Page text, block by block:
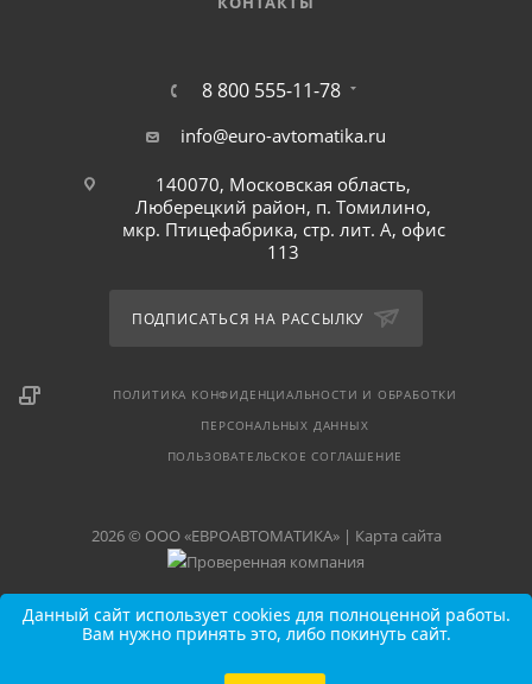
8 800 555-11-78
info@euro-avtomatika.ru
140070, Московская область,
Люберецкий район, п. Томилино,
мкр. Птицефабрика, стр. лит. А, офис
113
ПОДПИСАТЬСЯ НА РАССЫЛКУ
ПОЛИТИКА КОНФИДЕНЦИАЛЬНОСТИ И ОБРАБОТКИ
ПЕРСОНАЛЬНЫХ ДАННЫХ
ПОЛЬЗОВАТЕЛЬСКОЕ СОГЛАШЕНИЕ
2026 © ООО «ЕВРОАВТОМАТИКА» | Карта сайта
Данный сайт использует cookies для полноценной работы.
Вам нужно принять это, либо покинуть сайт.